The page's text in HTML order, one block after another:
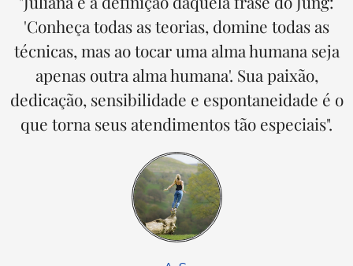
'Conheça todas as teorias, domine todas as
técnicas, mas ao tocar uma alma humana seja
apenas outra alma humana'. Sua paixão,
dedicação, sensibilidade e espontaneidade é o
que torna seus atendimentos tão especiais".